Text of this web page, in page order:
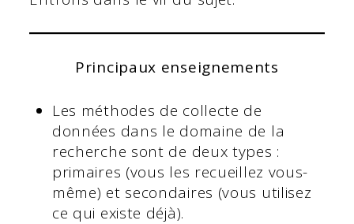
Principaux enseignements
Les méthodes de collecte de
données dans le domaine de la
recherche sont de deux types :
primaires (vous les recueillez vous-
même) et secondaires (vous utilisez
ce qui existe déjà).